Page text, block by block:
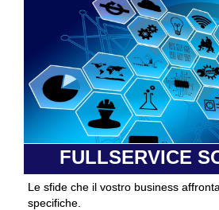
ASSISTENZA
POLITICA
Qualità
PRIVACY
CONTATTI
FULLSERVICE
Le sfide che il vostro business
specifiche.